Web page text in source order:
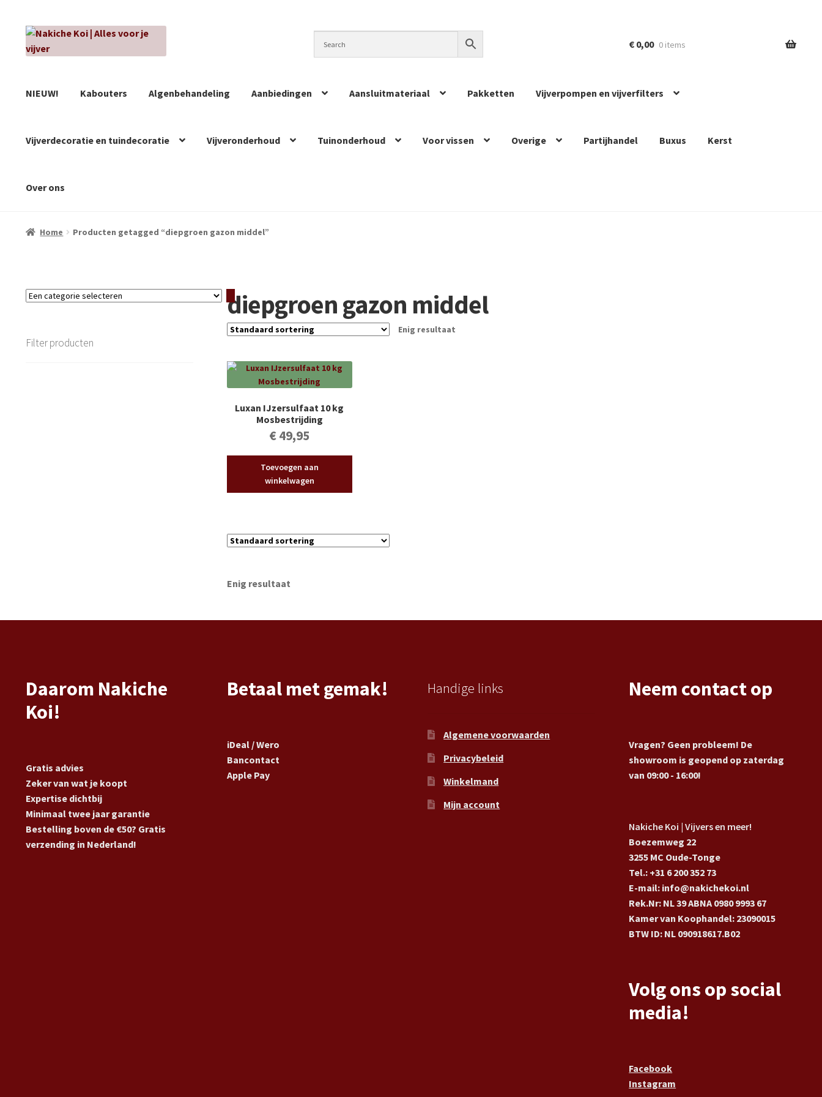
Ga
door
Ga
naar
€ 0,00 0 items
NIEUW! Kabouters Algenbehandeling Aanbiedingen Aansluitmateriaal Pakketten Vijverpompen en vijverfilters
Vijverdecoratie en tuindecoratie Vijveronderhoud Tuinonderhoud Voor vissen Overige Partijhandel Buxus Kerst
Over ons
Home Producten getagged “diepgroen gazon middel”
Een
Filter producten
diepgroen gazon middel
Enig resultaat
Luxan IJzersulfaat 10 kg
Mosbestrijding
€49,95
Toevoegen aan
winkelwagen
Enig resultaat
Daarom Nakiche
Koi!
Gratis advies
Zeker van wat je koopt
Expertise dichtbij
Minimaal twee jaar garantie
Bestelling boven de €50? Gratis
verzending in Nederland!
Betaal met gemak!
iDeal / Wero
Bancontact
Apple Pay
Handige links
Algemene voorwaarden
Privacybeleid
Winkelmand
Mijn account
Neem contact op
Vragen? Geen probleem! De
showroom is geopend op zaterdag
van 09:00 - 16:00!
Nakiche Koi | Vijvers en meer!
Boezemweg 22
3255 MC Oude-Tonge
Tel.: +31 6 200 352 73
E-mail: info@nakichekoi.nl
Rek.Nr: NL 39 ABNA 0980 9993 67
Kamer van Koophandel: 23090015
BTW ID: NL 090918617.B02
Volg ons op social
media!
Facebook
Instagram